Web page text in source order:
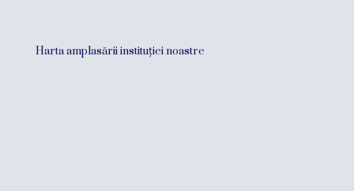
Harta amplasării instituției noastre